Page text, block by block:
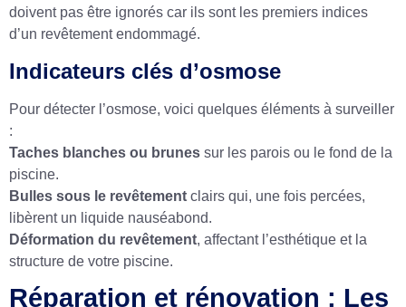
doivent pas être ignorés car ils sont les premiers indices
d’un revêtement endommagé.
Indicateurs clés d’osmose
Pour détecter l’osmose, voici quelques éléments à surveiller
:
Taches blanches ou brunes sur les parois ou le fond de la
piscine.
Bulles sous le revêtement clairs qui, une fois percées,
libèrent un liquide nauséabond.
Déformation du revêtement, affectant l’esthétique et la
structure de votre piscine.
Réparation et rénovation : Les